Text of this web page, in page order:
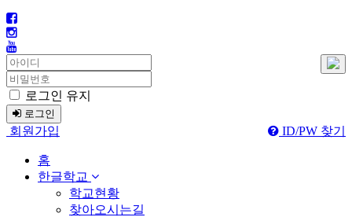
로그인 유지
로그인
회원가입 ID/PW 찾기
홈
한글학교
학교현황
찾아오시는길